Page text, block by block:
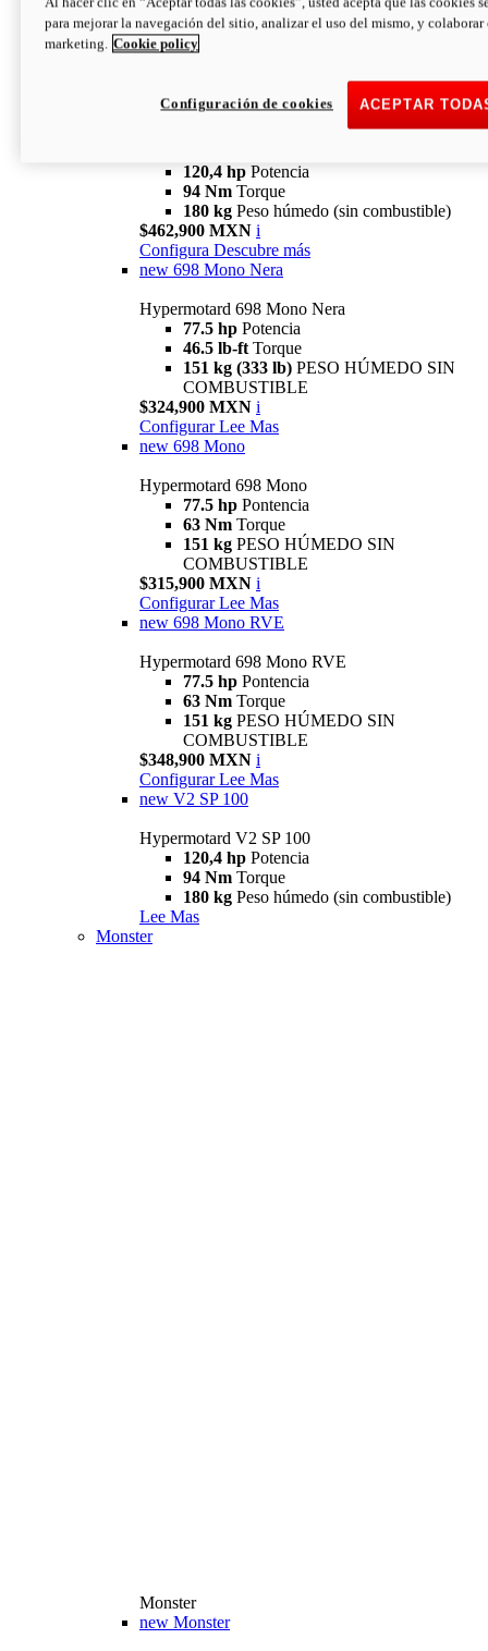
94 NmTorque
180 kgPESO HÚMEDO SIN
COMBUSTIBLE
newV2 SP
120,4 hp Potencia
94 Nm Torque
180 kg Peso húmedo (sin combustible)
$462,900 MXN i
Configura Descubre más
new 698 Mono Nera
Hypermotard 698 Mono Nera
77.5 hp Potencia
46.5 lb-ft Torque
151 kg (333 lb) PESO HÚMEDO SIN
COMBUSTIBLE
$324,900 MXN i
Configurar Lee Mas
new 698 Mono
Hypermotard 698 Mono
77.5 hp Pontencia
63 Nm Torque
151 kg PESO HÚMEDO SIN
COMBUSTIBLE
$315,900 MXN i
Configurar Lee Mas
new 698 Mono RVE
Hypermotard 698 Mono RVE
77.5 hp Pontencia
63 Nm Torque
151 kg PESO HÚMEDO SIN
COMBUSTIBLE
$348,900 MXN i
Configurar Lee Mas
new V2 SP 100
Hypermotard V2 SP 100
120,4 hp Potencia
94 Nm Torque
180 kg Peso húmedo (sin combustible)
Lee Mas
Monster
Monster
new Monster
para mejorar la navegación del sitio, analizar el uso del mismo, y colaborar
marketing. Cookie policy
ACEPTAR
Configuración de cookies